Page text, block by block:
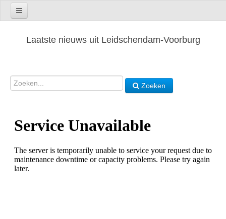
Laatste nieuws uit Leidschendam-Voorburg
Zoeken